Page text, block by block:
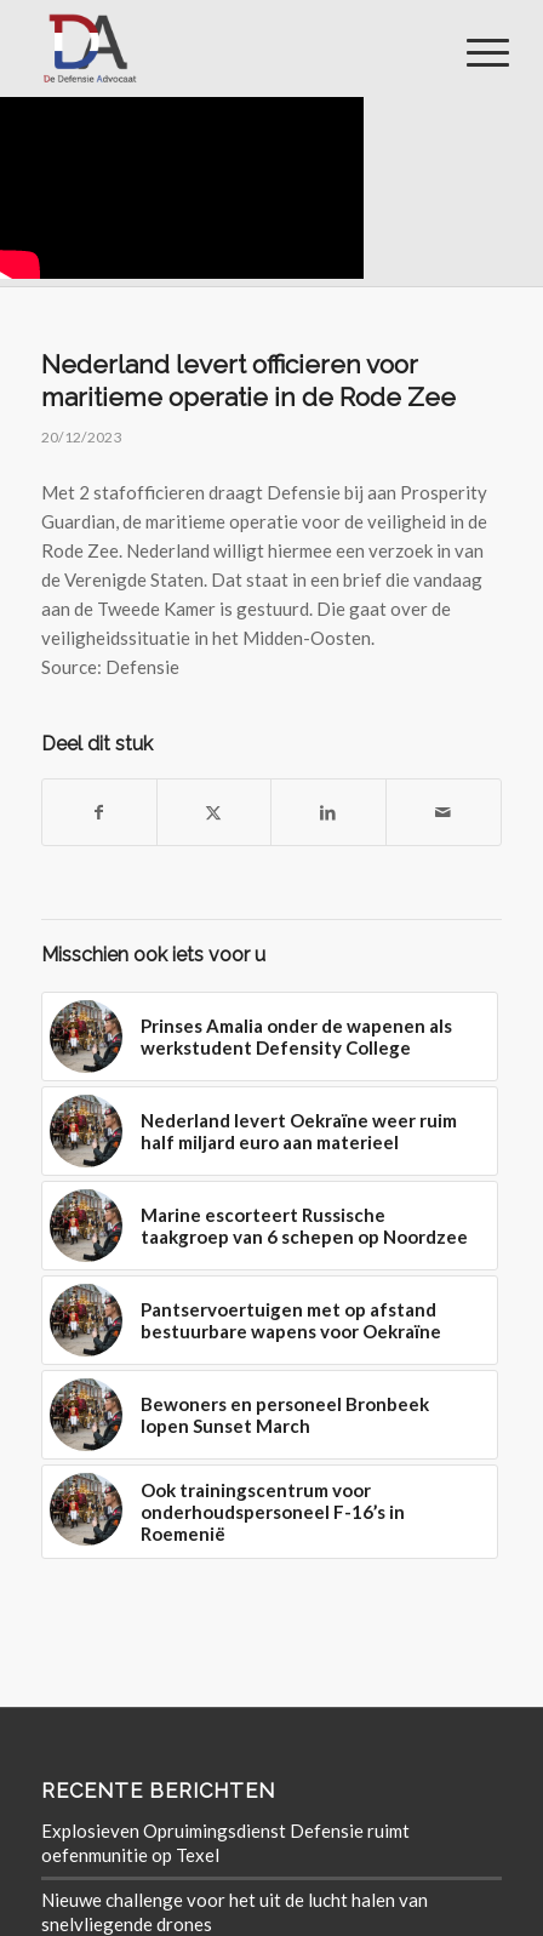
Nederland levert officieren voor
maritieme operatie in de Rode Zee
20/12/2023
Met 2 stafofficieren draagt Defensie bij aan Prosperity
Guardian, de maritieme operatie voor de veiligheid in de
Rode Zee. Nederland willigt hiermee een verzoek in van
de Verenigde Staten. Dat staat in een brief die vandaag
aan de Tweede Kamer is gestuurd. Die gaat over de
veiligheidssituatie in het Midden-Oosten.
Source: Defensie
Deel dit stuk
Misschien ook iets voor u
Prinses Amalia onder de wapenen als
werkstudent Defensity College
Nederland levert Oekraïne weer ruim
half miljard euro aan materieel
Marine escorteert Russische
taakgroep van 6 schepen op Noordzee
Pantservoertuigen met op afstand
bestuurbare wapens voor Oekraïne
Bewoners en personeel Bronbeek
lopen Sunset March
Ook trainingscentrum voor
onderhoudspersoneel F-16’s in
Roemenië
RECENTE BERICHTEN
Explosieven Opruimingsdienst Defensie ruimt
oefenmunitie op Texel
Nieuwe challenge voor het uit de lucht halen van
snelvliegende drones